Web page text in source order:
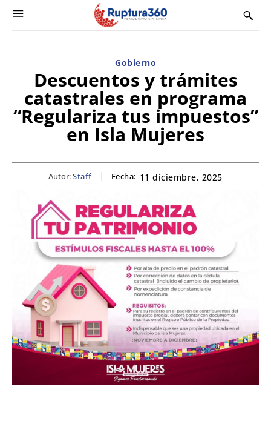
Gobierno
Descuentos y trámites
catastrales en programa
“Regulariza tus impuestos”
en Isla Mujeres
Autor:Staff Fecha: 11 diciembre, 2025